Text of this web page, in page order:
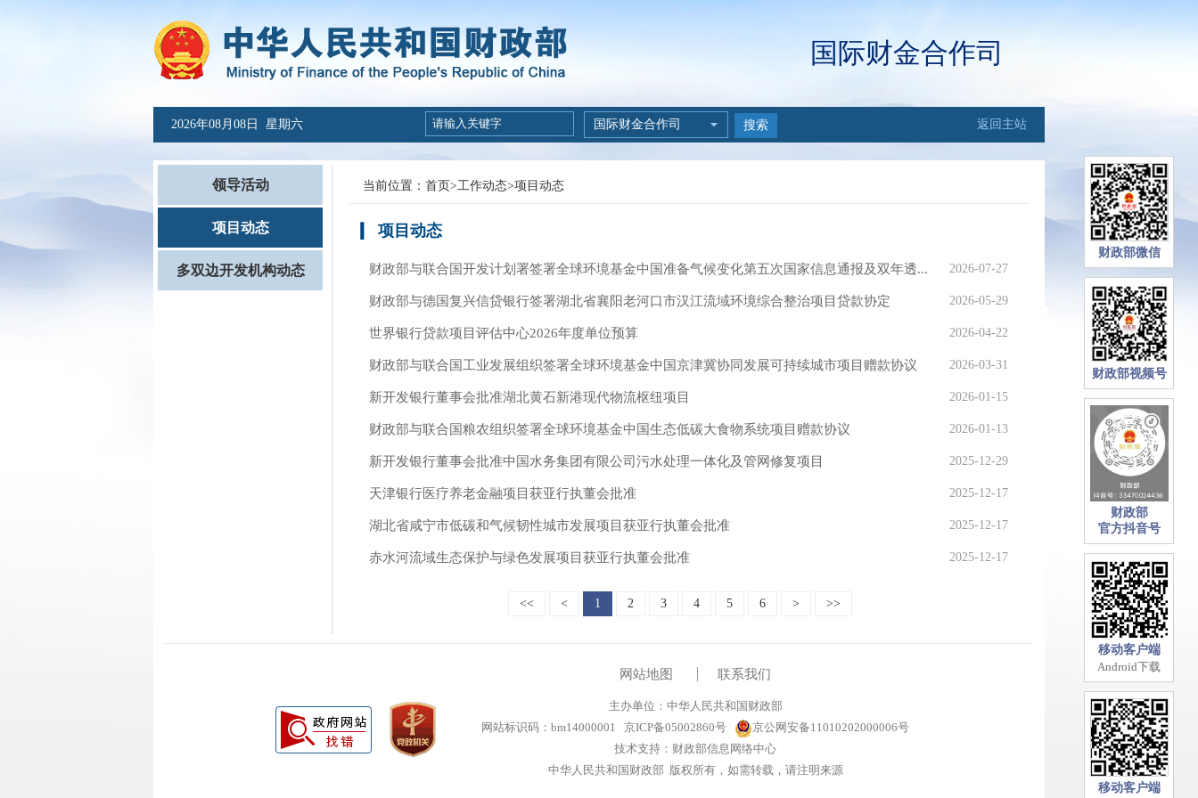
财政部微信
财政部视频号
财政部
官方抖音号
移动客户端
Android下载
移动客户端
国际财金合作司
2026年08月08日 星期六 国际财金合作司 搜索 返回主站
领导活动
项目动态
多双边开发机构动态
当前位置： 首页>工作动态>项目动态
项目动态
财政部与联合国开发计划署签署全球环境基金中国准备气候变化第五次国家信息通报及双年透... 2026-07-27
财政部与德国复兴信贷银行签署湖北省襄阳老河口市汉江流域环境综合整治项目贷款协定 2026-05-29
世界银行贷款项目评估中心2026年度单位预算 2026-04-22
财政部与联合国工业发展组织签署全球环境基金中国京津冀协同发展可持续城市项目赠款协议 2026-03-31
新开发银行董事会批准湖北黄石新港现代物流枢纽项目 2026-01-15
财政部与联合国粮农组织签署全球环境基金中国生态低碳大食物系统项目赠款协议 2026-01-13
新开发银行董事会批准中国水务集团有限公司污水处理一体化及管网修复项目 2025-12-29
天津银行医疗养老金融项目获亚行执董会批准 2025-12-17
湖北省咸宁市低碳和气候韧性城市发展项目获亚行执董会批准 2025-12-17
赤水河流域生态保护与绿色发展项目获亚行执董会批准 2025-12-17
<< < 1 2 3 4 5 6 > >>
网站地图 联系我们
主办单位：中华人民共和国财政部
网站标识码：bm14000001
京ICP备05002860号
京公网安备11010202000006号
技术支持：财政部信息网络中心
中华人民共和国财政部 版权所有，如需转载，请注明来源